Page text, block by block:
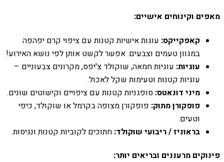
מאפים וקינוחים אישיים:
קאפקייקס: עוגות אישיות קטנות עם ציפוי קרם יפהפה
במגוון טעמים וצבעים. אפשר לקשט אותן לפי נושא האירוע!
עוגיות: עוגיות חמאה, שוקולד צ'יפס, מקרונים צבעוניים –
עוגיות קטנות וטעימות שקל לאכול.
מיני דונאטס: סופגניות קטנות עם ציפויים וקישוטים שונים.
פופקורן מתוק: פופקורן מצופה בקרמל או שוקולד, כיפי
וטעים.
בראוניז / ריבועי שוקולד: חתוכים לקוביות קטנות ונגיסות.
פינוקים מרעננים ובריאים יותר: